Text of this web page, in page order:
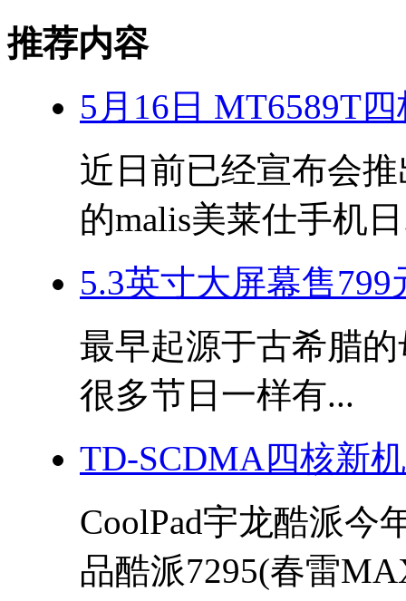
推荐内容
5月16日 MT6589T
近日前已经宣布会
的malis美莱仕手机
5.3英寸大屏幕售
最早起源于古希腊
很多节日一样有...
TD-SCDMA四核新
CoolPad宇龙酷派今
品酷派7295(春雷